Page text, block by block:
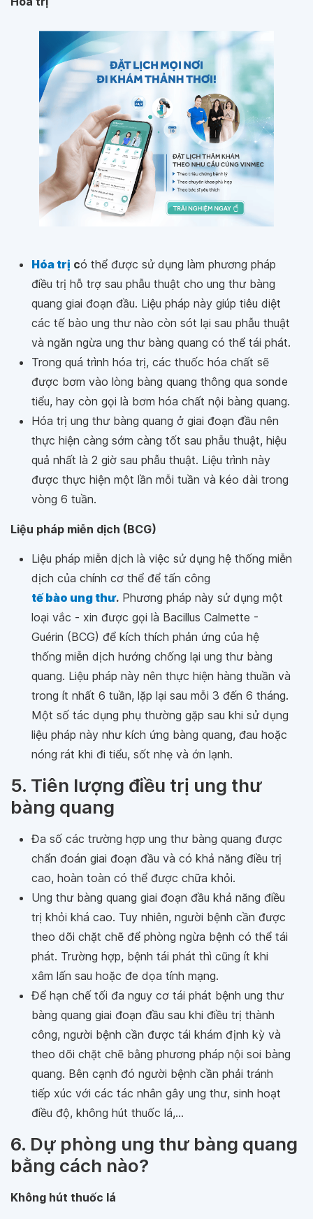
Hóa trị có thể được sử dụng làm phương pháp
điều trị hỗ trợ sau phẫu thuật cho ung thư bàng
quang giai đoạn đầu. Liệu pháp này giúp tiêu diệt
các tế bào ung thư nào còn sót lại sau phẫu thuật
và ngăn ngừa ung thư bàng quang có thể tái phát.
Trong quá trình hóa trị, các thuốc hóa chất sẽ
được bơm vào lòng bàng quang thông qua sonde
tiểu, hay còn gọi là bơm hóa chất nội bàng quang.
Hóa trị ung thư bàng quang ở giai đoạn đầu nên
thực hiện càng sớm càng tốt sau phẫu thuật, hiệu
quả nhất là 2 giờ sau phẫu thuật. Liệu trình này
được thực hiện một lần mỗi tuần và kéo dài trong
vòng 6 tuần.
Liệu pháp miễn dịch (BCG)
Liệu pháp miễn dịch là việc sử dụng hệ thống miễn
dịch của chính cơ thể để tấn công
tế bào ung thư. Phương pháp này sử dụng một
loại vắc - xin được gọi là Bacillus Calmette -
Guérin (BCG) để kích thích phản ứng của hệ
thống miễn dịch hướng chống lại ung thư bàng
quang. Liệu pháp này nên thực hiện hàng thuần và
trong ít nhất 6 tuần, lặp lại sau mỗi 3 đến 6 tháng.
Một số tác dụng phụ thường gặp sau khi sử dụng
liệu pháp này như kích ứng bàng quang, đau hoặc
nóng rát khi đi tiểu, sốt nhẹ và ớn lạnh.
5. Tiên lượng điều trị ung thư
bàng quang
Đa số các trường hợp ung thư bàng quang được
chẩn đoán giai đoạn đầu và có khả năng điều trị
cao, hoàn toàn có thể được chữa khỏi.
Ung thư bàng quang giai đoạn đầu khả năng điều
trị khỏi khá cao. Tuy nhiên, người bệnh cần được
theo dõi chặt chẽ để phòng ngừa bệnh có thể tái
phát. Trường hợp, bệnh tái phát thì cũng ít khi
xâm lấn sau hoặc đe dọa tính mạng.
Để hạn chế tối đa nguy cơ tái phát bệnh ung thư
bàng quang giai đoạn đầu sau khi điều trị thành
công, người bệnh cần được tái khám định kỳ và
theo dõi chặt chẽ bằng phương pháp nội soi bàng
quang. Bên cạnh đó người bệnh cần phải tránh
tiếp xúc với các tác nhân gây ung thư, sinh hoạt
điều độ, không hút thuốc lá,...
6. Dự phòng ung thư bàng quang
bằng cách nào?
Không hút thuốc lá